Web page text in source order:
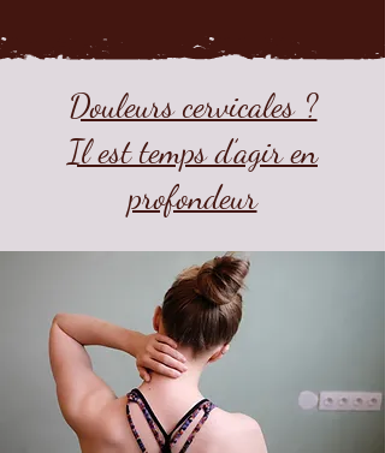
Douleurs cervicales ?
Il est temps d’agir en
profondeur